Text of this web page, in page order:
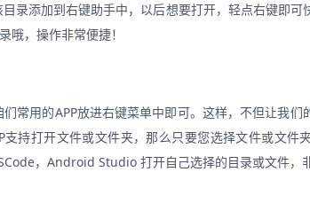
录添加到右键助手中，以后想要打开，轻点右键即可
哦，操作非常便捷！
常用的APP放进右键菜单中即可。这样，不但让我们
持打开文件或文件夹，那么只要您选择文件或文件
，Android Studio 打开自己选择的目录或文件，